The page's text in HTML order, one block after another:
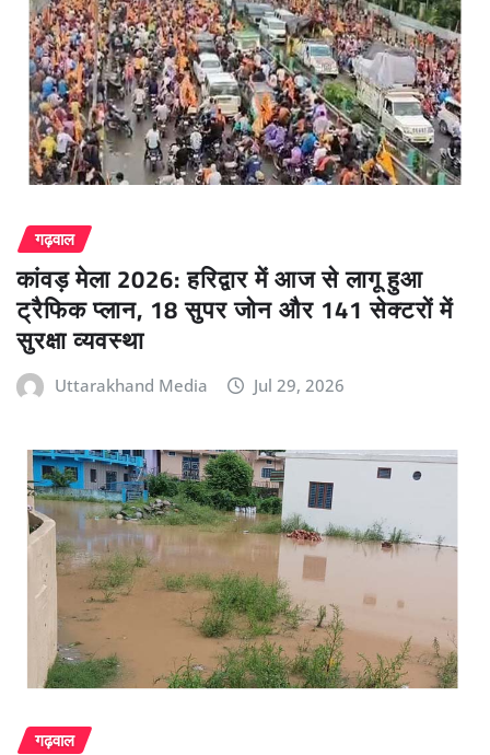
गढ़वाल
कांवड़ मेला 2026: हरिद्वार में आज से लागू हुआ
ट्रैफिक प्लान, 18 सुपर जोन और 141 सेक्टरों में
सुरक्षा व्यवस्था
Uttarakhand Media Jul 29, 2026
गढ़वाल